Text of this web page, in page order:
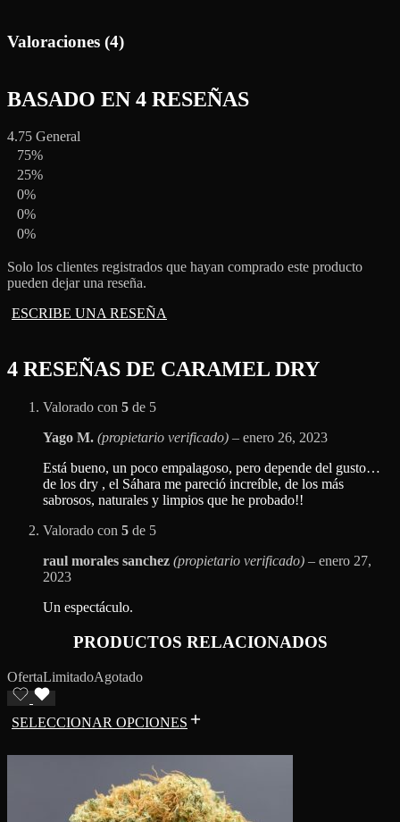
Valoraciones (4)
BASADO EN 4 RESEÑAS
4.75 General
75%
25%
0%
0%
0%
Solo los clientes registrados que hayan comprado este producto
pueden dejar una reseña.
ESCRIBE UNA RESEÑA
4 RESEÑAS DE CARAMEL DRY
Valorado con 5 de 5
Yago M. (propietario verificado) – enero 26, 2023
Está bueno, un poco empalagoso, pero depende del gusto…
de los dry , el Sáhara me pareció increíble, de los más
sabrosos, naturales y limpios que he probado!!
Valorado con 5 de 5
raul morales sanchez (propietario verificado) – enero 27,
2023
Un espectáculo.
PRODUCTOS RELACIONADOS
OfertaLimitadoAgotado
SELECCIONAR OPCIONES